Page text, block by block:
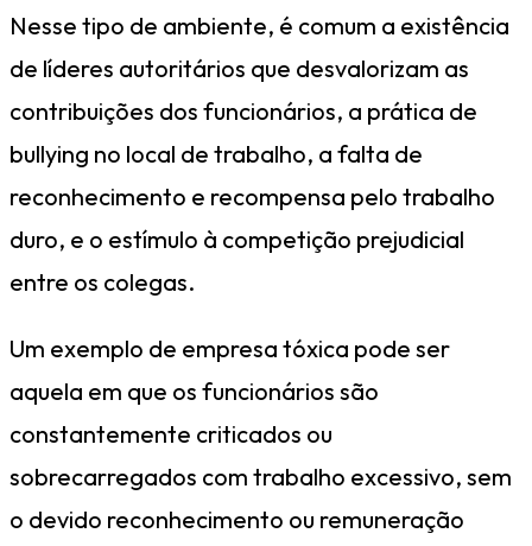
Nesse tipo de ambiente, é comum a existência
de líderes autoritários que desvalorizam as
contribuições dos funcionários, a prática de
bullying no local de trabalho, a falta de
reconhecimento e recompensa pelo trabalho
duro, e o estímulo à competição prejudicial
entre os colegas.
Um exemplo de empresa tóxica pode ser
aquela em que os funcionários são
constantemente criticados ou
sobrecarregados com trabalho excessivo, sem
o devido reconhecimento ou remuneração